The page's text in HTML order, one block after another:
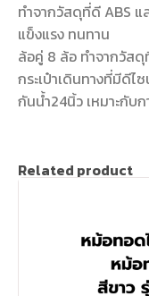
ทำจากวัสดุที่ดี ABS แ
แข็งแรง ทนทาน
ล้อคู่ 8 ล้อ ทำจากวัสดุ
กระเป๋าเดินทางที่มีดี
กันน้ำ24นิ้ว เหมาะกับ
Related product